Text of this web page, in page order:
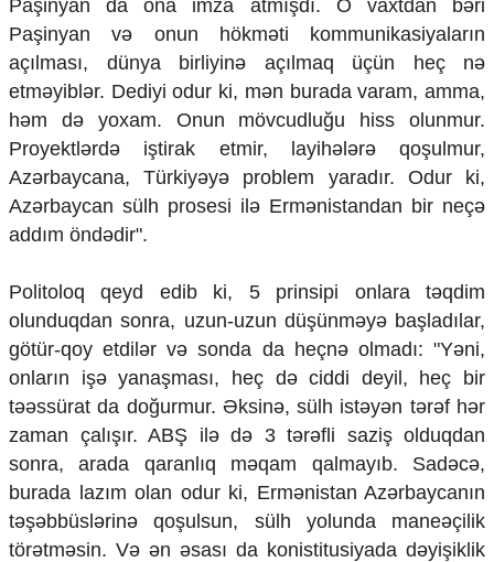
Energetika
Neft-qaz
Əmək və sosial siyasət
Kənd təsərrüfatı
Hərbi sənaye
Telekommunikasiya və nəqliyyat
COP29
Cəmiyyət
Məhkəmə və hüquq
Ekologiya
Zəfər - 5
Gənclər və İdman
Media və QHT
Hadisə
Sağlamlıq
Sosium
Mənəvi dəyərlər
Texnologiya
Mətbuat-150
Paşinyan da ona imza atmışdı. O vaxtdan bəri
Paşinyan və onun hökməti kommunikasiyaların
açılması, dünya birliyinə açılmaq üçün heç nə
etməyiblər. Dediyi odur ki, mən burada varam, amma,
həm də yoxam. Onun mövcudluğu hiss olunmur.
Proyektlərdə iştirak etmir, layihələrə qoşulmur,
Azərbaycana, Türkiyəyə problem yaradır. Odur ki,
Azərbaycan sülh prosesi ilə Ermənistandan bir neçə
addım öndədir".
Politoloq qeyd edib ki, 5 prinsipi onlara təqdim
olunduqdan sonra, uzun-uzun düşünməyə başladılar,
götür-qoy etdilər və sonda da heçnə olmadı: "Yəni,
onların işə yanaşması, heç də ciddi deyil, heç bir
təəssürat da doğurmur. Əksinə, sülh istəyən tərəf hər
zaman çalışır. ABŞ ilə də 3 tərəfli saziş olduqdan
sonra, arada qaranlıq məqam qalmayıb. Sadəcə,
burada lazım olan odur ki, Ermənistan Azərbaycanın
təşəbbüslərinə qoşulsun, sülh yolunda maneəçilik
törətməsin. Və ən əsası da konistitusiyada dəyişiklik